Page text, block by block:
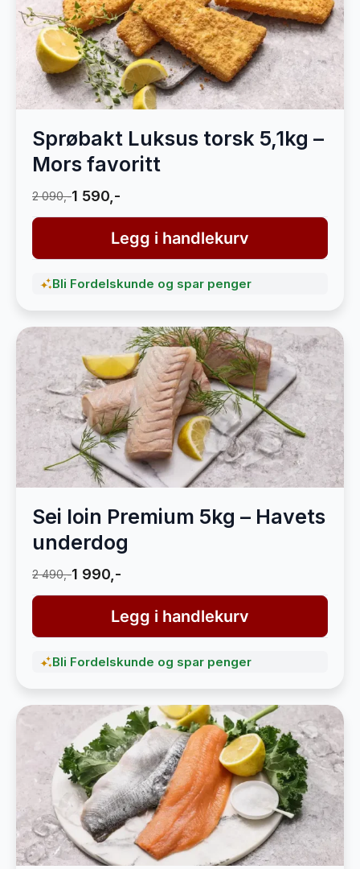
Sprøbakt Luksus torsk 5,1kg –
Mors favoritt
2 090,-1 590,-
Legg i handlekurv
Bli Fordelskunde og spar penger
Sei loin Premium 5kg – Havets
underdog
2 490,-1 990,-
Legg i handlekurv
Bli Fordelskunde og spar penger